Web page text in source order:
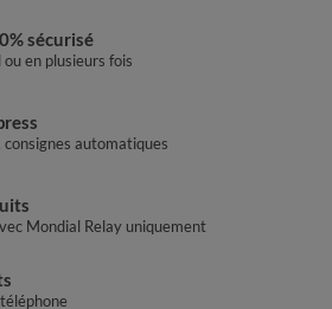
sécurisé
en plusieurs fois
consignes automatiques
Mondial Relay uniquement